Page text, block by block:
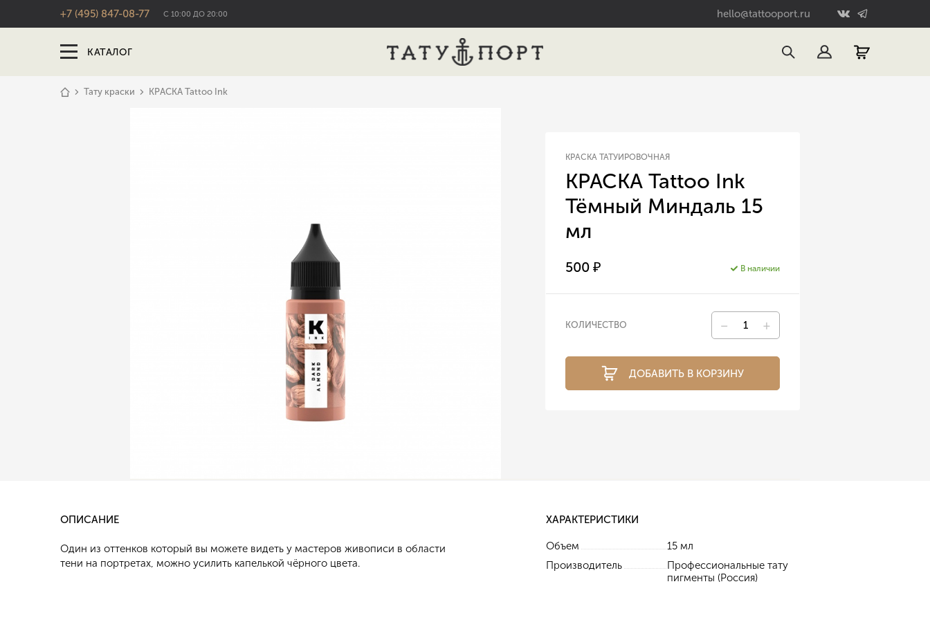
+7 (495) 847-08-77 С 10:00 ДО 20:00 hello@tattooport.ru
КАТАЛОГ
Тату краски КРАСКА Tattoo Ink
КРАСКА ТАТУИРОВОЧНАЯ
КРАСКА Tattoo Ink
Тёмный Миндаль 15
мл
500 ₽ В наличии
КОЛИЧЕСТВО – +
ДОБАВИТЬ В КОРЗИНУ
ОПИСАНИЕ
Один из оттенков который вы можете видеть у мастеров живописи в области
тени на портретах, можно усилить капелькой чёрного цвета.
ХАРАКТЕРИСТИКИ
Объем
15 мл
Производитель
Профессиональные тату
пигменты (Россия)